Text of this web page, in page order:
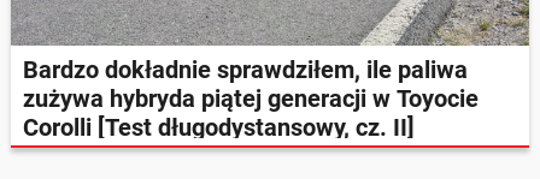
Bardzo dokładnie sprawdziłem, ile paliwa
zużywa hybryda piątej generacji w Toyocie
Corolli [Test długodystansowy, cz. II]